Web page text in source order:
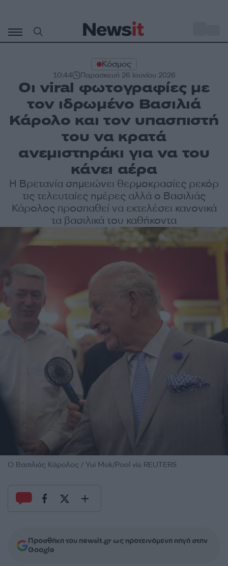
περιεχόμενο
Κόσμος
10:44 Παρασκευή 26 Ιουνίου 2026
Οι viral φωτογραφίες με
τον ιδρωμένο Βασιλιά
Κάρολο και τον υπασπιστή
του να κρατά
ανεμιστηράκι για να του
κάνει αέρα
Η Βρετανία σημειώνει θερμοκρασίες ρεκόρ
τις τελευταίες ημέρες αλλά ο Βασιλιάς
Κάρολος προσπαθεί να εκτελέσει κανονικά
τα βασιλικά του καθήκοντα
Ο Βασιλιάς Κάρολος / Yui Mok/Pool via REUTERS
Προσθήκη του newsit.gr ως προτεινόμενη πηγή στην
Google